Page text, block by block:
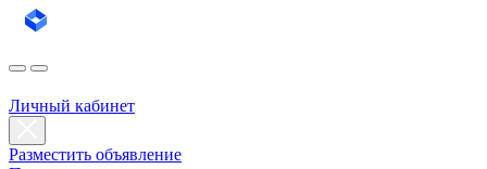
Личный кабинет
Разместить объявление